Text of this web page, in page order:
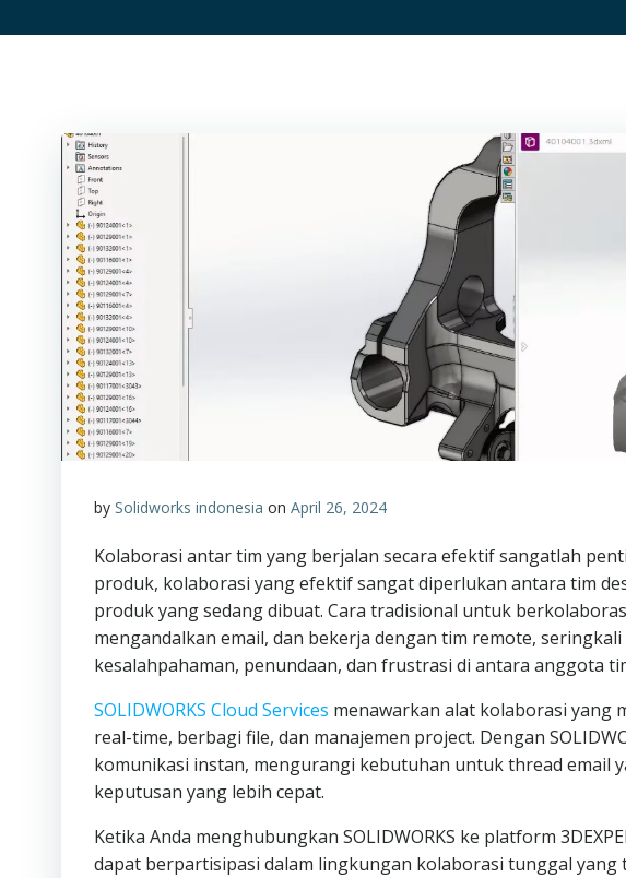
by Solidworks indonesia on April 26, 2024
Kolaborasi antar tim yang berjalan secara efektif sangatlah
produk, kolaborasi yang efektif sangat diperlukan antara tim
produk yang sedang dibuat. Cara tradisional untuk
mengandalkan email, dan bekerja dengan tim remote,
kesalahpahaman, penundaan, dan frustrasi di antara anggota
SOLIDWORKS Cloud Services menawarkan alat kolaborasi yang
real-time, berbagi file, dan manajemen project. Dengan
komunikasi instan, mengurangi kebutuhan untuk thread email
keputusan yang lebih cepat.
Ketika Anda menghubungkan SOLIDWORKS ke platform
dapat berpartisipasi dalam lingkungan kolaborasi tunggal